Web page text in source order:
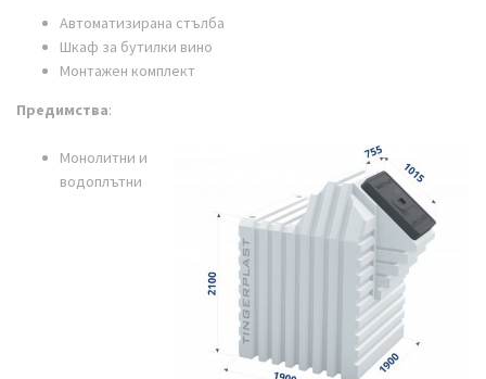
Автоматизирана стълба
Шкаф за бутилки вино
Монтажен комплект
Предимства:
Монолитни и
водоплътни